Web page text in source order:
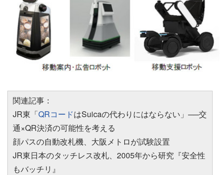
関連記事：
JR東「QRコードはSuicaの代わりにはならない」──交
通×QR決済の可能性を考える
顔パスの自動改札機、大阪メトロが試験設置
JR東日本のタッチレス改札、2005年から研究『安全性
もバッチリ』